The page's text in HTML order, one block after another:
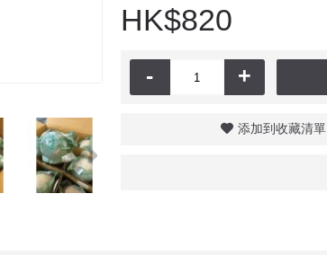
HK$820
- +
添加到收藏清單